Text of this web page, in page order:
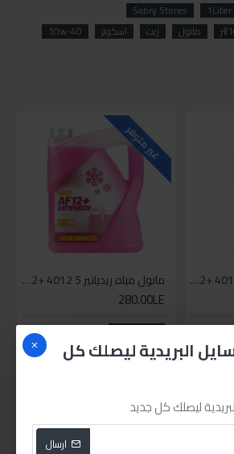
البريدية ليصلك كل
ليصلك كل جديد
ارسال
1Liter
Sabry Stores
مانول زيت اسكوتر
10w-40
مانول مياه ريدياتير AF12+ 4012 1لتر
غير متوفر
مانول مياه ريدياتير AF12+ 4012 5لتر
280.00LE
اضافة للسلة